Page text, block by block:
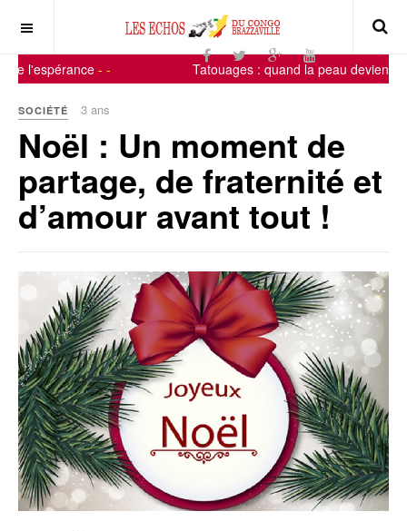
l'espérance - - Tatouages : quand la peau devient
SOCIÉTÉ 3 ans
Noël : Un moment de
partage, de fraternité et
d’amour avant tout !